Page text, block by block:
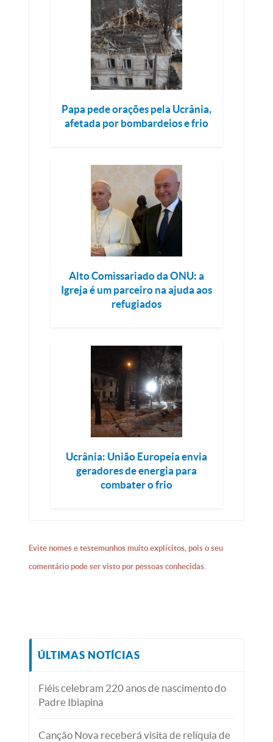
Papa pede orações pela Ucrânia,
afetada por bombardeios e frio
Alto Comissariado da ONU: a
Igreja é um parceiro na ajuda aos
refugiados
Ucrânia: União Europeia envia
geradores de energia para
combater o frio
Evite nomes e testemunhos muito explícitos, pois o seu
comentário pode ser visto por pessoas conhecidas.
ÚLTIMAS NOTÍCIAS
Fiéis celebram 220 anos de nascimento do
Padre Ibiapina
Canção Nova receberá visita de relíquia de